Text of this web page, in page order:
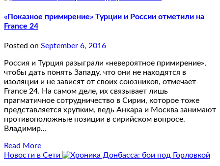
«Показное примирение» Турции и России отметили на
France 24
Posted on September 6, 2016
Россия и Турция разыграли «невероятное примирение»,
чтобы дать понять Западу, что они не находятся в
изоляции и не зависят от своих союзников, отмечает
France 24. На самом деле, их связывает лишь
прагматичное сотрудничество в Сирии, которое тоже
представляется хрупким, ведь Анкара и Москва занимают
противоположные позиции в сирийском вопросе.
Владимир…
Read More
Новости в Сети